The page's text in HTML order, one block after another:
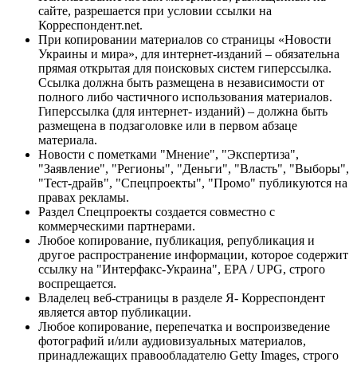
сайте, разрешается при условии ссылки на
Корреспондент.net.
При копировании материалов со страницы «Новости
Украины и мира», для интернет-изданий – обязательна
прямая открытая для поисковых систем гиперссылка.
Ссылка должна быть размещена в независимости от
полного либо частичного использования материалов.
Гиперссылка (для интернет- изданий) – должна быть
размещена в подзаголовке или в первом абзаце
материала.
Новости с пометками "Мнение", "Экспертиза",
"Заявление", "Регионы", "Деньги", "Власть", "Выборы",
"Тест-драйв", "Спецпроекты", "Промо" публикуются на
правах рекламы.
Раздел Спецпроекты создается совместно с
коммерческими партнерами.
Любое копирование, публикация, републикация и
другое распространение информации, которое содержит
ссылку на "Интерфакс-Украина", EPA / UPG, строго
воспрещается.
Владелец веб-страницы в разделе Я- Корреспондент
является автор публикации.
Любое копирование, перепечатка и воспроизведение
фотографий и/или аудиовизуальных материалов,
принадлежащих правообладателю Getty Images, строго